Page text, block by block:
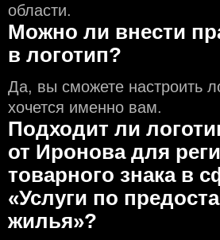
области.
Можно ли внести
в логотип?
Да, вы сможете настроить
хочется именно вам.
Подходит ли
от Иронова для
товарного знака в
«Услуги по
жилья»?